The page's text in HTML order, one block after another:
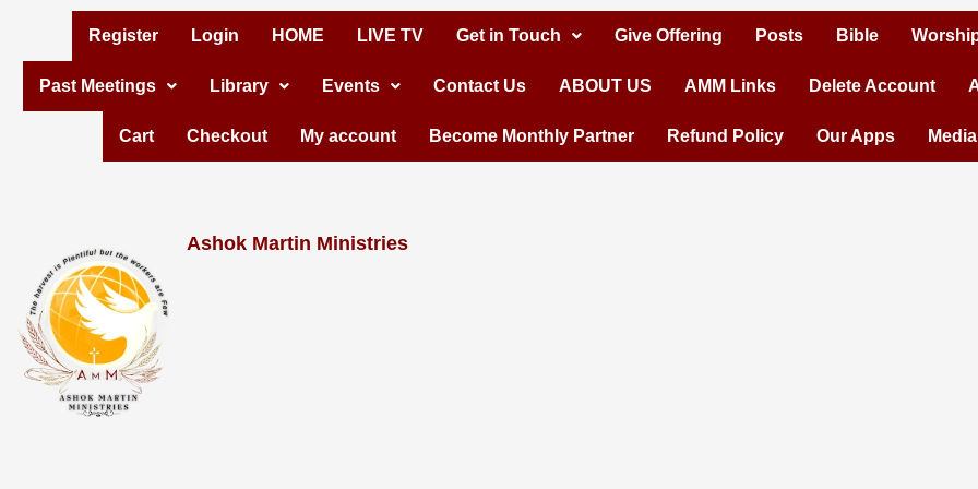
content
Register Login HOME LIVE TV Get in Touch Give Offering Posts Bible
Past Meetings Library Events Contact Us ABOUT US AMM Links Delete Account
Cart Checkout My account Become Monthly Partner Refund Policy Our Apps
Ashok Martin Ministries